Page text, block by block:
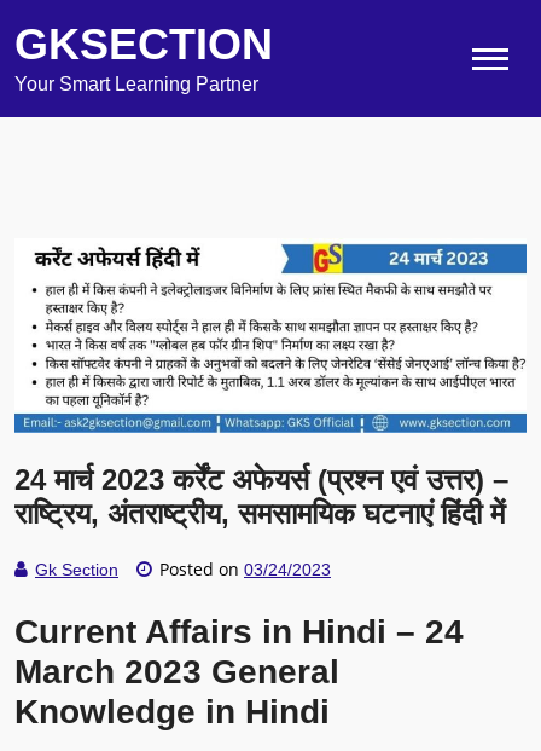
GKSECTION
Your Smart Learning Partner
24 मार्च 2023 कर्रेंट अफेयर्स (प्रश्न एवं उत्तर) –
राष्ट्रिय, अंतराष्ट्रीय, समसामयिक घटनाएं हिंदी में
Gk Section Posted on 03/24/2023
Current Affairs in Hindi – 24
March 2023 General
Knowledge in Hindi